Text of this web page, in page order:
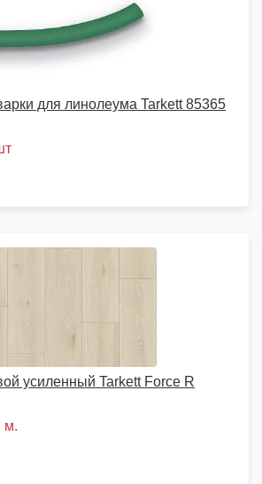
для линолеума Tarkett 85365
усиленный Tarkett Force R
м.